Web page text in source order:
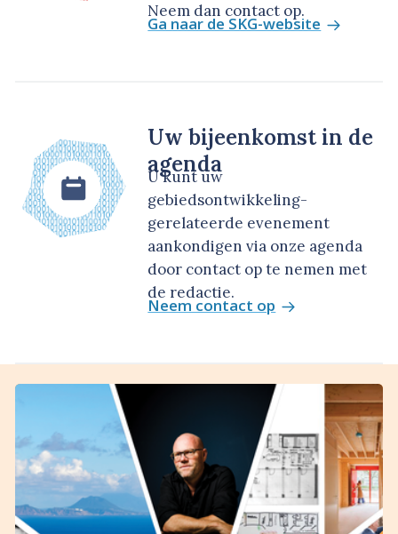
Neem dan contact op.
Ga naar de SKG-website
Uw bijeenkomst in de
agenda
U kunt uw
gebiedsontwikkeling-
gerelateerde evenement
aankondigen via onze agenda
door contact op te nemen met
de redactie.
Neem contact op